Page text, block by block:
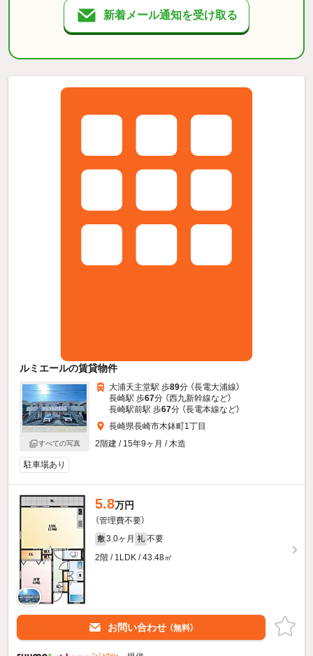
新着メール通知を受け取る
ルミエールの賃貸物件
すべての写真
大浦天主堂駅 歩89分 （長電大浦線）
長崎駅 歩67分 （西九新幹線など）
長崎駅前駅 歩67分 （長電本線など）
長崎県長崎市木鉢町1丁目
2階建 / 15年9ヶ月 / 木造
駐車場あり
5.8万円
（管理費不要）
敷 3.0ヶ月 礼 不要
2階 / 1LDK / 43.48㎡
お問い合わせ （無料）